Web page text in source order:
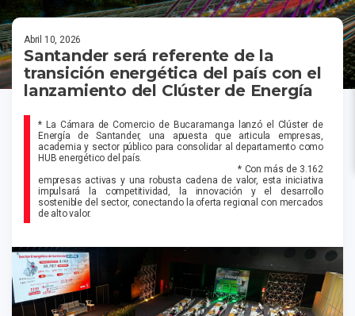
Abril 10, 2026
Santander será referente de la
transición energética del país con el
lanzamiento del Clúster de Energía
* La Cámara de Comercio de Bucaramanga lanzó el Clúster de
Energía de Santander, una apuesta que articula empresas,
academia y sector público para consolidar al departamento como
HUB energético del país.
* Con más de 3.162
empresas activas y una robusta cadena de valor, esta iniciativa
impulsará la competitividad, la innovación y el desarrollo
sostenible del sector, conectando la oferta regional con mercados
de alto valor.